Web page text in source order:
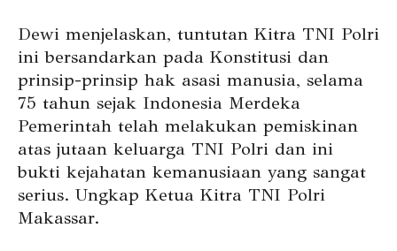
Dewi menjelaskan, tuntutan Kitra TNI Polri
ini bersandarkan pada Konstitusi dan
prinsip-prinsip hak asasi manusia, selama
75 tahun sejak Indonesia Merdeka
Pemerintah telah melakukan pemiskinan
atas jutaan keluarga TNI Polri dan ini
bukti kejahatan kemanusiaan yang sangat
serius. Ungkap Ketua Kitra TNI Polri
Makassar.